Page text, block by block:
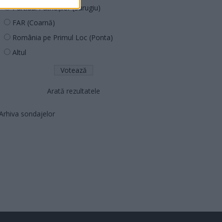
Partidul Patrioților (Surugiu)
FAR (Coarnă)
România pe Primul Loc (Ponta)
Altul
Arată rezultatele
sondajelor